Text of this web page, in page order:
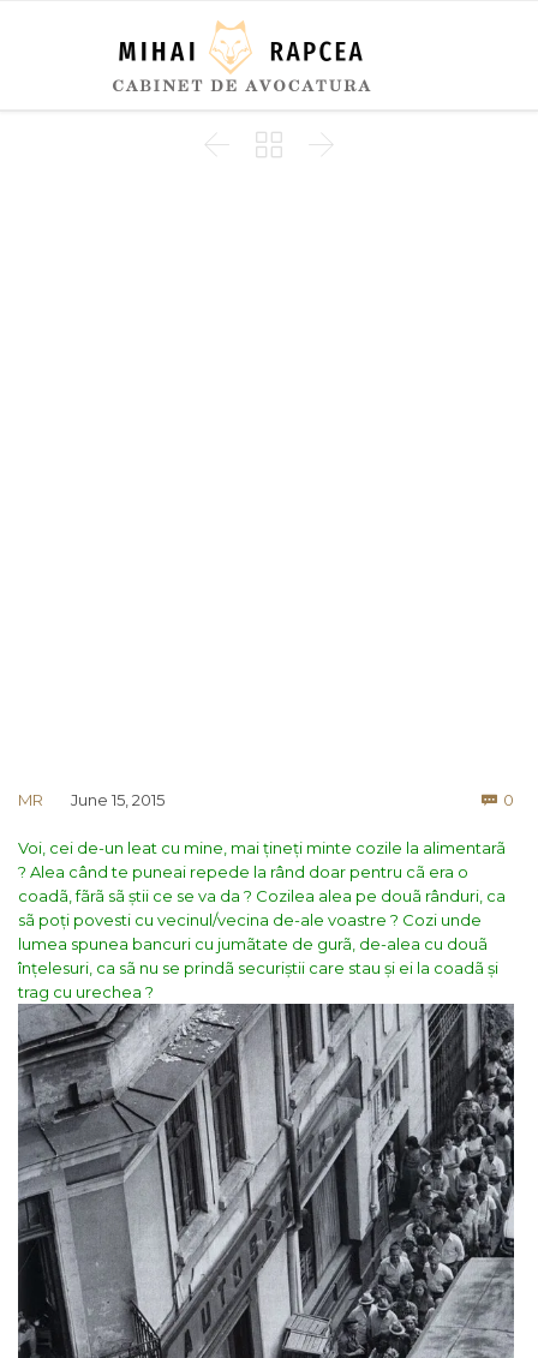
  
MR June 15, 2015  0
Voi, cei de-un leat cu mine, mai țineți minte cozile la alimentarã
? Alea când te puneai repede la rând doar pentru cã era o
coadã, fãrã sã știi ce se va da ? Cozilea alea pe douã rânduri, ca
sã poți povesti cu vecinul/vecina de-ale voastre ? Cozi unde
lumea spunea bancuri cu jumãtate de gurã, de-alea cu douã
înțelesuri, ca sã nu se prindã securiștii care stau și ei la coadã și
trag cu urechea ?